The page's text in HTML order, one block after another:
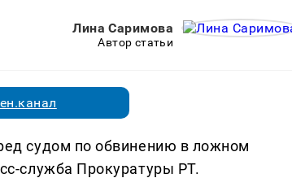
Лина Саримова
Автор статьи
судом по обвинению в ложном
служба Прокуратуры РТ.